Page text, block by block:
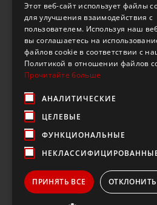
Kontakt
Introtek GmbH,
Hohenberg Deutschland
Этот веб-сайт использует файлы
для улучшения взаимодействия с
пользователем. Используя наш
вы соглашаетесь на
файлов cookie в соответствии с
Политикой в ​​отношении файлов
Прочитайте больше
АНАЛИТИЧЕСКИЕ
ЦЕЛЕВЫЕ
ФУНКЦИОНАЛЬНЫЕ
ПРИНЯТЬ ВСЕ ОТКЛОНИТЬ